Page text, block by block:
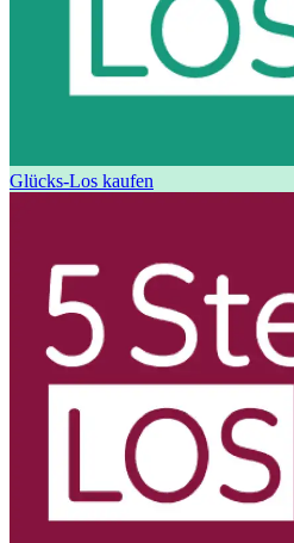
Glücks-Los kaufen